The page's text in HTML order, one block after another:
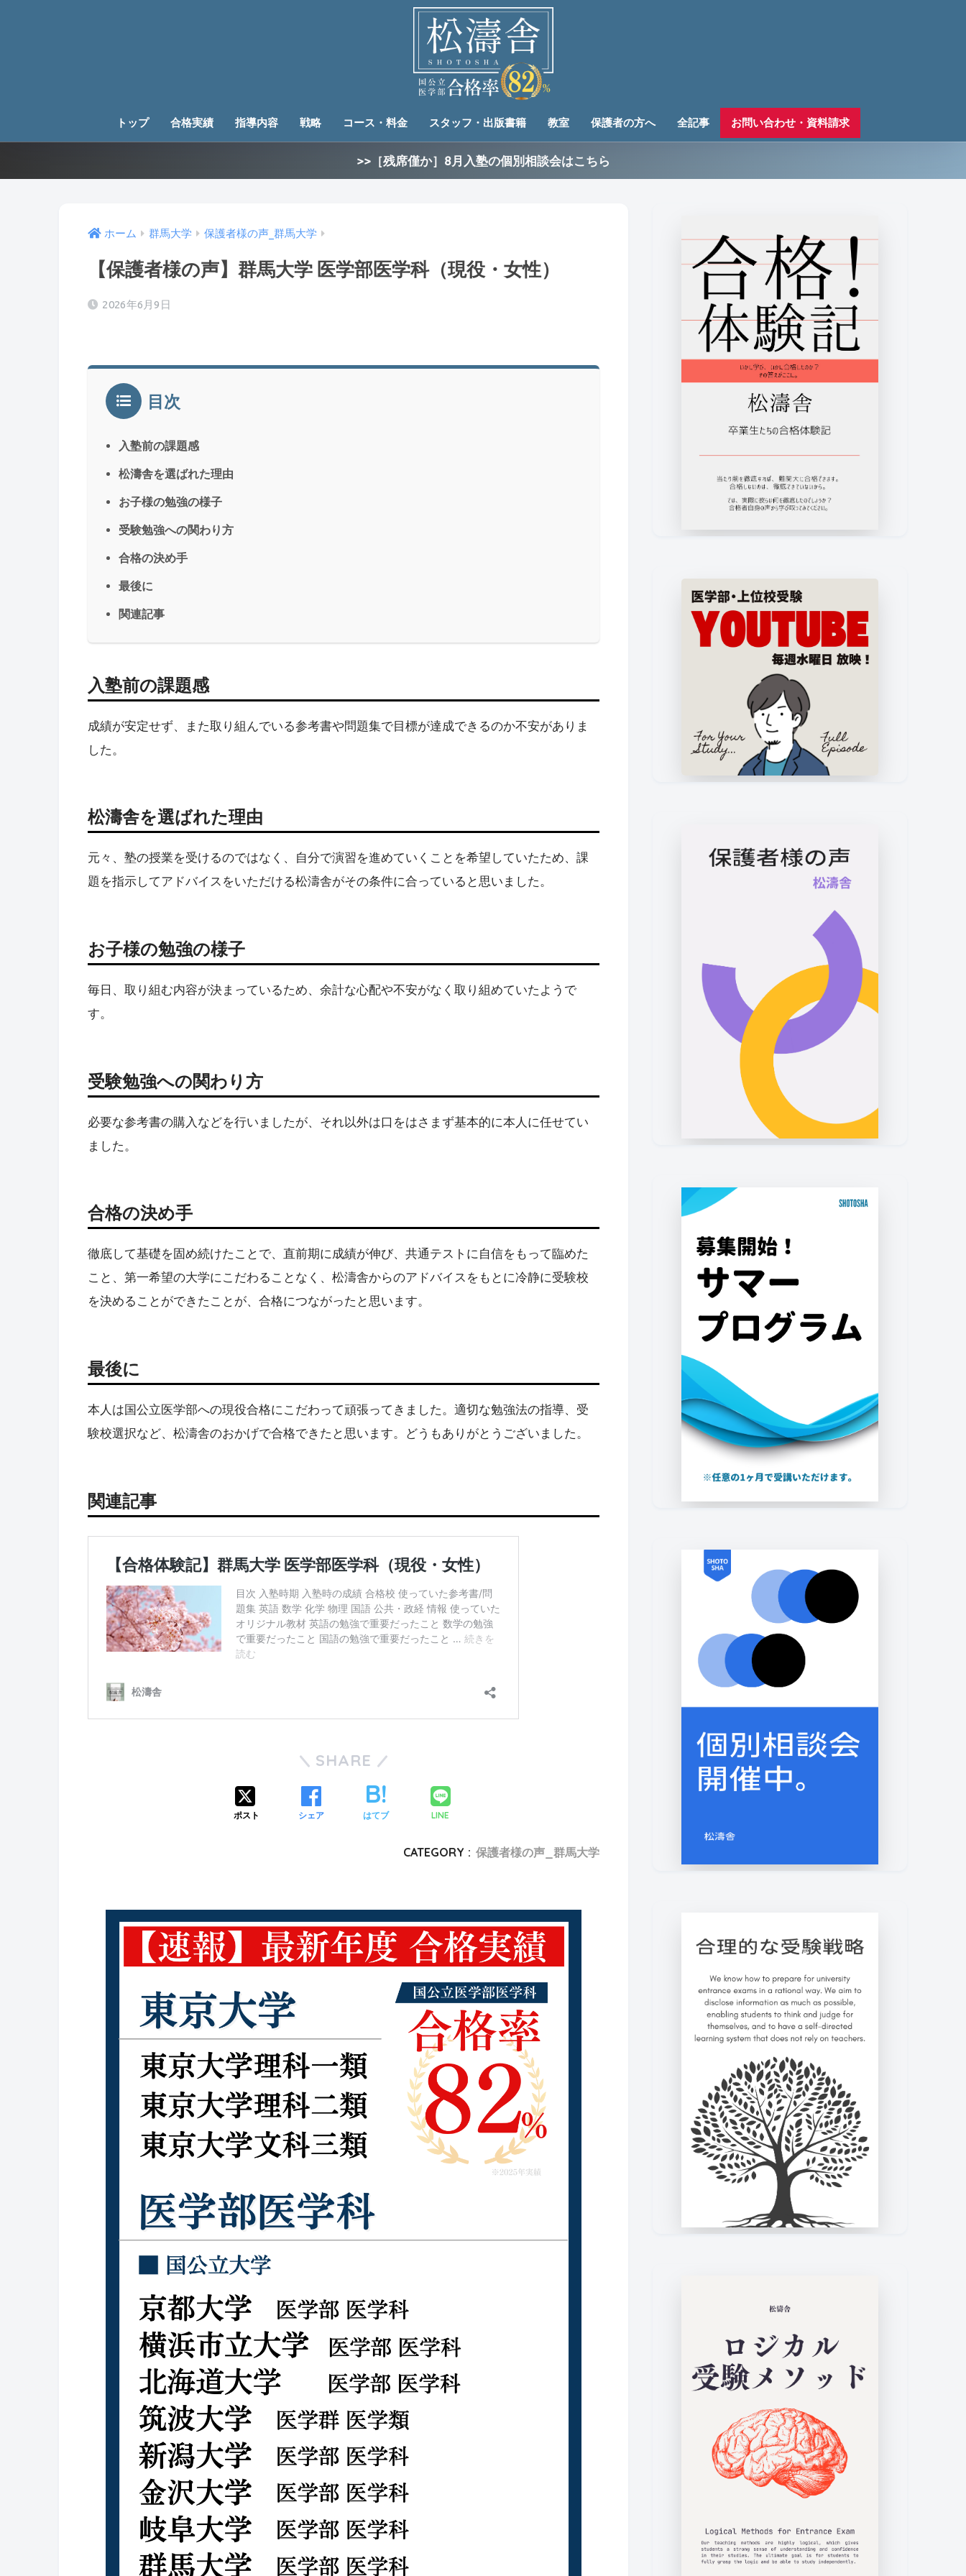
トップ 合格実績 指導内容 戦略 コース・料金 スタッフ・出版書籍 教室 保護者の方へ 全記事 お問い合わせ・資料請求
>>［残席僅か］8月入塾の個別相談会はこちら
ホーム 群馬大学 保護者様の声_群馬大学
【保護者様の声】群馬大学 医学部医学科（現役・女性）
2026年6月9日
目次
入塾前の課題感
松濤舎を選ばれた理由
お子様の勉強の様子
受験勉強への関わり方
合格の決め手
最後に
関連記事
入塾前の課題感
成績が安定せず、また取り組んでいる参考書や問題集で目標が達成できるのか不安がありま
した。
松濤舎を選ばれた理由
元々、塾の授業を受けるのではなく、自分で演習を進めていくことを希望していたため、課
題を指示してアドバイスをいただける松濤舎がその条件に合っていると思いました。
お子様の勉強の様子
毎日、取り組む内容が決まっているため、余計な心配や不安がなく取り組めていたようで
す。
受験勉強への関わり方
必要な参考書の購入などを行いましたが、それ以外は口をはさまず基本的に本人に任せてい
ました。
合格の決め手
徹底して基礎を固め続けたことで、直前期に成績が伸び、共通テストに自信をもって臨めた
こと、第一希望の大学にこだわることなく、松濤舎からのアドバイスをもとに冷静に受験校
を決めることができたことが、合格につながったと思います。
最後に
本人は国公立医学部への現役合格にこだわって頑張ってきました。適切な勉強法の指導、受
験校選択など、松濤舎のおかげで合格できたと思います。どうもありがとうございました。
関連記事
SHARE
ポスト シェア はてブ LINE
CATEGORY : 保護者様の声_群馬大学